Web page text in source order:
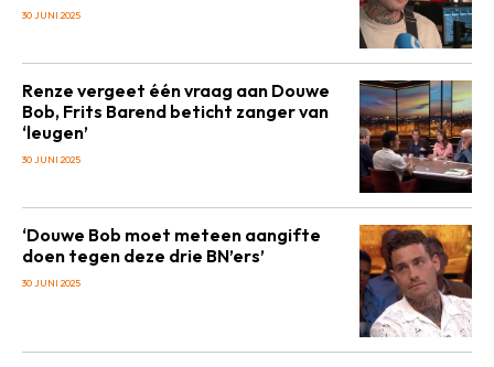
30 JUNI 2025
Renze vergeet één vraag aan Douwe
Bob, Frits Barend beticht zanger van
‘leugen’
30 JUNI 2025
‘Douwe Bob moet meteen aangifte
doen tegen deze drie BN’ers’
30 JUNI 2025